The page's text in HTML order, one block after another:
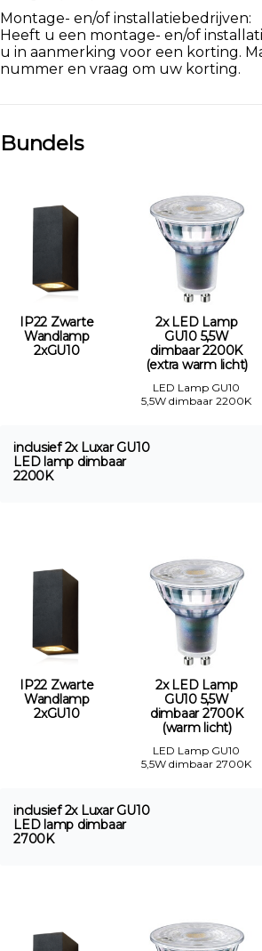
Montage- en/of installatiebedrijven:
Heeft u een montage- en/of
u in aanmerking voor een korting.
nummer en vraag om uw korting.
Bundels
IP22 Zwarte
Wandlamp
2xGU10
2x LED Lamp
GU10 5,5W
dimbaar 2200K
(extra warm licht)
LED Lamp GU10
5,5W dimbaar 2200K
inclusief 2x Luxar GU10
LED lamp dimbaar
2200K
IP22 Zwarte
Wandlamp
2xGU10
2x LED Lamp
GU10 5,5W
dimbaar 2700K
(warm licht)
LED Lamp GU10
5,5W dimbaar 2700K
inclusief 2x Luxar GU10
LED lamp dimbaar
2700K